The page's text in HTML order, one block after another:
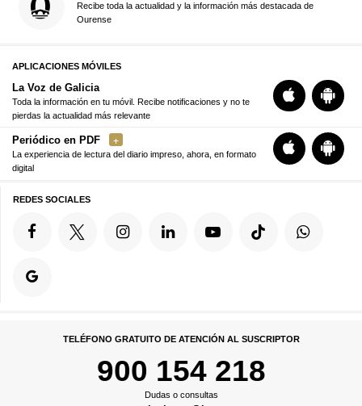
Recibe toda la actualidad y la información más destacada de
Ourense
APLICACIONES MÓVILES
La Voz de Galicia
Toda la información en tu móvil. Recibe notificaciones y no te
pierdas la actualidad más relevante
Periódico en PDF
La experiencia de lectura del diario impreso, ahora, en formato
digital
REDES SOCIALES
TELÉFONO GRATUITO DE ATENCIÓN AL SUSCRIPTOR
900 154 218
Dudas o consultas